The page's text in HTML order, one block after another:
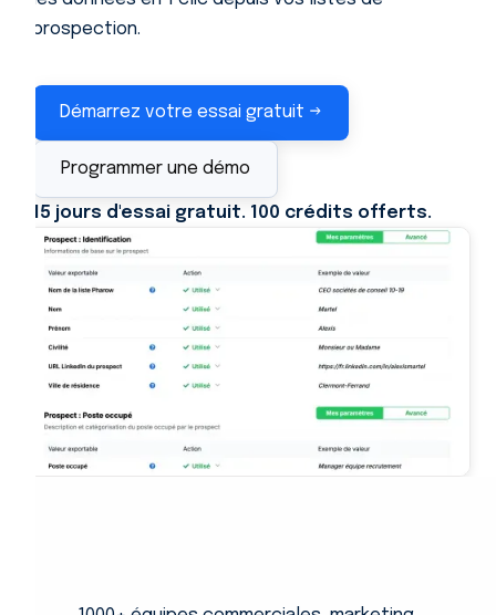
prospection.
Démarrez votre essai gratuit →
Programmer une démo
15 jours d'essai gratuit. 100 crédits offerts.